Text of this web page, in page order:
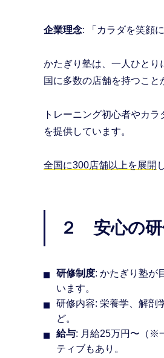
企業理念: 「カラダを笑顔
かたぎり塾は、一人ひとり
国に多数の店舗を持つこと
トレーニング初心者やカ
を提供しています。
全国に300店舗以上を展開
２ 安心の研
研修制度: かたぎり塾が
います。
研修内容: 栄養学、解剖
ど。
給与: 月給25万円〜（※
ティブもあり。